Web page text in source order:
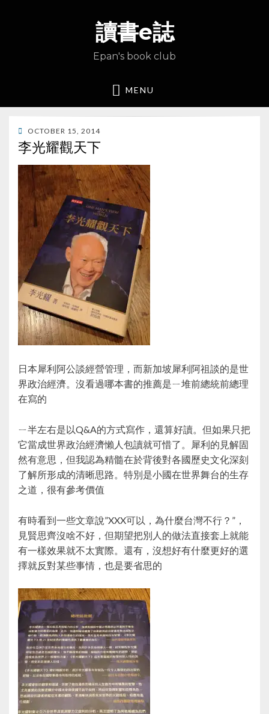
讀書e誌
Epan's book club
MENU
POSTED
ON
OCTOBER 15, 2014
李光耀觀天下
日本犀利阿公談經營管理，而新加坡犀利阿祖談的是世
界政治經濟。沒看過哪本書的推薦是ㄧ堆前總統前總理
在寫的
ㄧ半左右是以Q&A的方式寫作，還算好讀。但如果只把
它當成世界政治經濟懶人包讀就可惜了。犀利的見解固
然有意思，但我認為精髓在於背後對各國歷史文化深刻
了解所形成的清晰思路。特別是小國在世界舞台的生存
之道，很有參考價值
有時看到一些文章說”XXX可以，為什麼台灣不行？”，
見賢思齊沒啥不好，但期望把別人的做法直接套上就能
有一樣效果就不太實際。還有，沒想好有什麼更好的選
擇就反對某些事情，也是要省思的